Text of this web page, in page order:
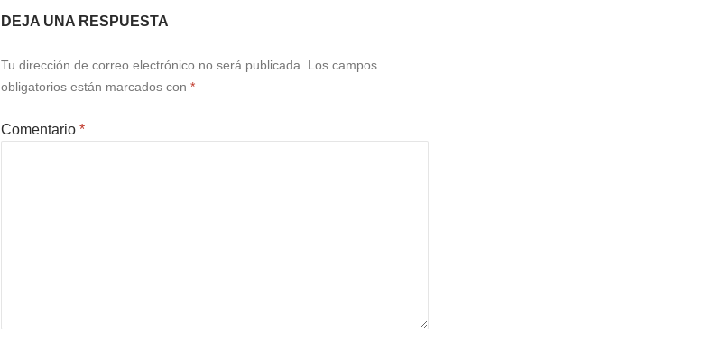
DEJA UNA RESPUESTA
Tu dirección de correo electrónico no será publicada.
Los campos
obligatorios están marcados con *
Comentario *